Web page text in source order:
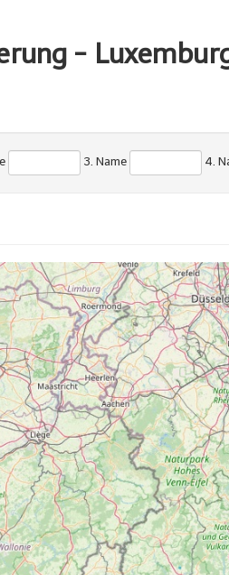
-
3. Name 4.